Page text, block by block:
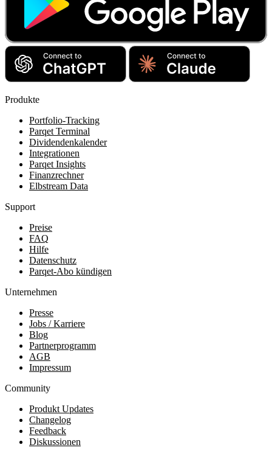
Produkte
Portfolio-Tracking
Parqet Terminal
Dividendenkalender
Integrationen
Parqet Insights
Finanzrechner
Elbstream Data
Support
Preise
FAQ
Hilfe
Datenschutz
Parqet-Abo kündigen
Unternehmen
Presse
Jobs / Karriere
Blog
Partnerprogramm
AGB
Impressum
Community
Produkt Updates
Changelog
Feedback
Diskussionen